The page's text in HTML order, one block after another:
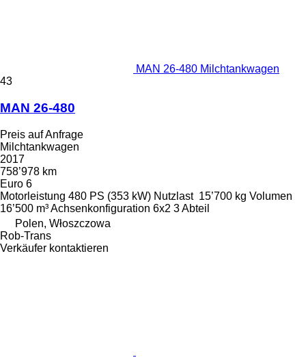
MAN 26-480 Milchtankwagen
43
MAN 26-480
Preis auf Anfrage
Milchtankwagen
2017
758’978 km
Euro 6
Motorleistung 480 PS (353 kW) Nutzlast 15’700 kg Volumen
16’500 m³Achsenkonfiguration 6x2 3 Abteil
Polen, Włoszczowa
Rob-Trans
Verkäufer kontaktieren